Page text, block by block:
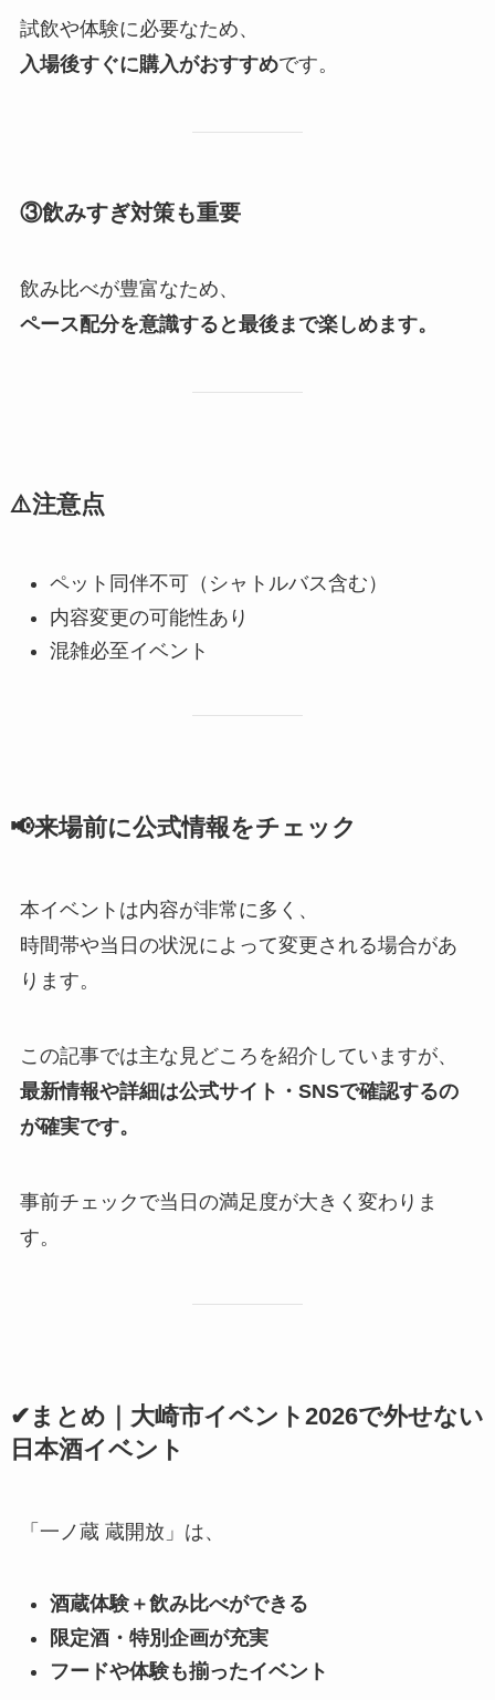
試飲や体験に必要なため、
入場後すぐに購入がおすすめです。
③飲みすぎ対策も重要
飲み比べが豊富なため、
ペース配分を意識すると最後まで楽しめます。
⚠️注意点
ペット同伴不可（シャトルバス含む）
内容変更の可能性あり
混雑必至イベント
📢来場前に公式情報をチェック
本イベントは内容が非常に多く、
時間帯や当日の状況によって変更される場合があ
ります。
この記事では主な見どころを紹介していますが、
最新情報や詳細は公式サイト・SNSで確認するの
が確実です。
事前チェックで当日の満足度が大きく変わりま
す。
✔まとめ｜大崎市イベント2026で外せない
日本酒イベント
「一ノ蔵 蔵開放」は、
酒蔵体験＋飲み比べができる
限定酒・特別企画が充実
フードや体験も揃ったイベント